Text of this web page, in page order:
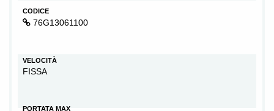
CODICE
76G13061100
VELOCITÀ
FISSA
PORTATA MAX